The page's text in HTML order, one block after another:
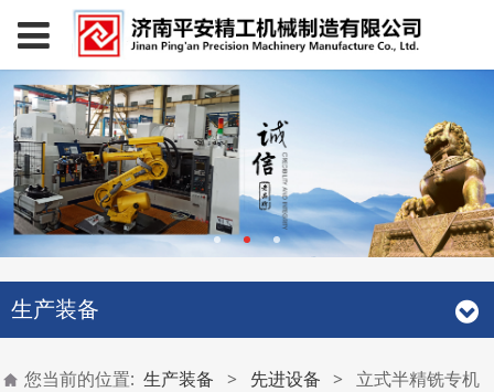
生产装备
您当前的位置: 生产装备 > 先进设备 > 立式半精铣专机